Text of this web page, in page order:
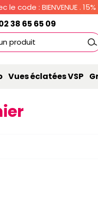
: BIENVENUE .
38 65 65 09
produit
Vues éclatées VSP